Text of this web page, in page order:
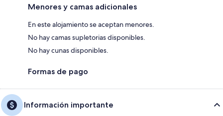
Menores y camas adicionales
En este alojamiento se aceptan menores.
No hay camas supletorias disponibles.
No hay cunas disponibles.
Formas de pago
Información importante